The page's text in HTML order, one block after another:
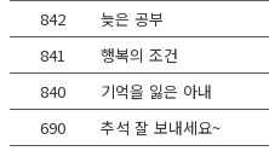
842
늦은 공부
841
행복의 조건
840
기억을 잃은 아내
690
추석 잘 보내세요~